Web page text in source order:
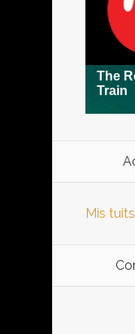
Mis tuits